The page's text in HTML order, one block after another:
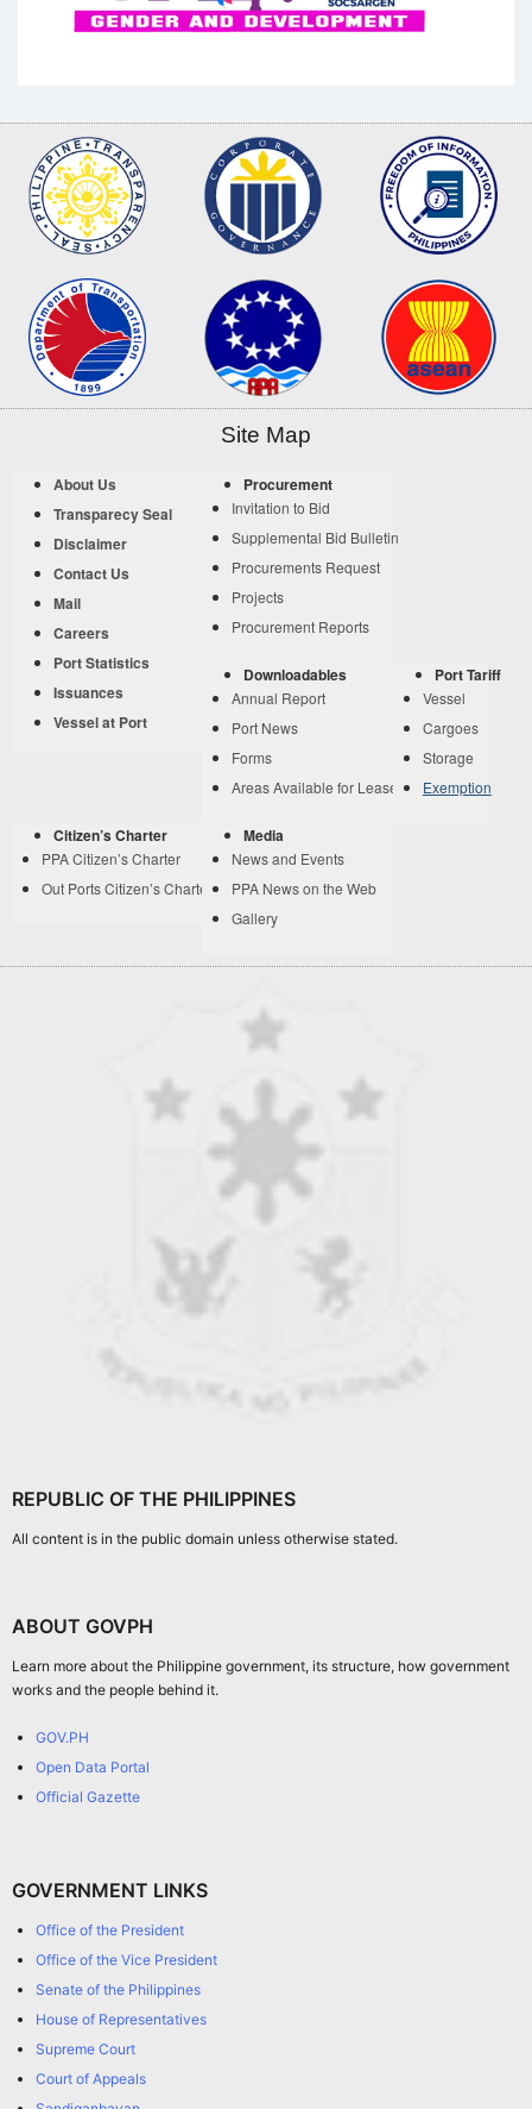
Site Map
About Us
Transparecy Seal
Disclaimer
Contact Us
Mail
Careers
Port Statistics
Issuances
Vessel at Port
Procurement
Invitation to Bid
Supplemental Bid Bulletin
Procurements Request
Projects
Procurement Reports
Downloadables
Annual Report
Port News
Forms
Areas Available for Lease
Port Tariff
Vessel
Cargoes
Storage
Exemption
Citizen’s Charter
PPA Citizen’s Charter
Out Ports Citizen’s Charter
Media
News and Events
PPA News on the Web
Gallery
REPUBLIC OF THE PHILIPPINES
All content is in the public domain unless otherwise stated.
ABOUT GOVPH
Learn more about the Philippine government, its structure, how government
works and the people behind it.
GOV.PH
Open Data Portal
Official Gazette
GOVERNMENT LINKS
Office of the President
Office of the Vice President
Senate of the Philippines
House of Representatives
Supreme Court
Court of Appeals